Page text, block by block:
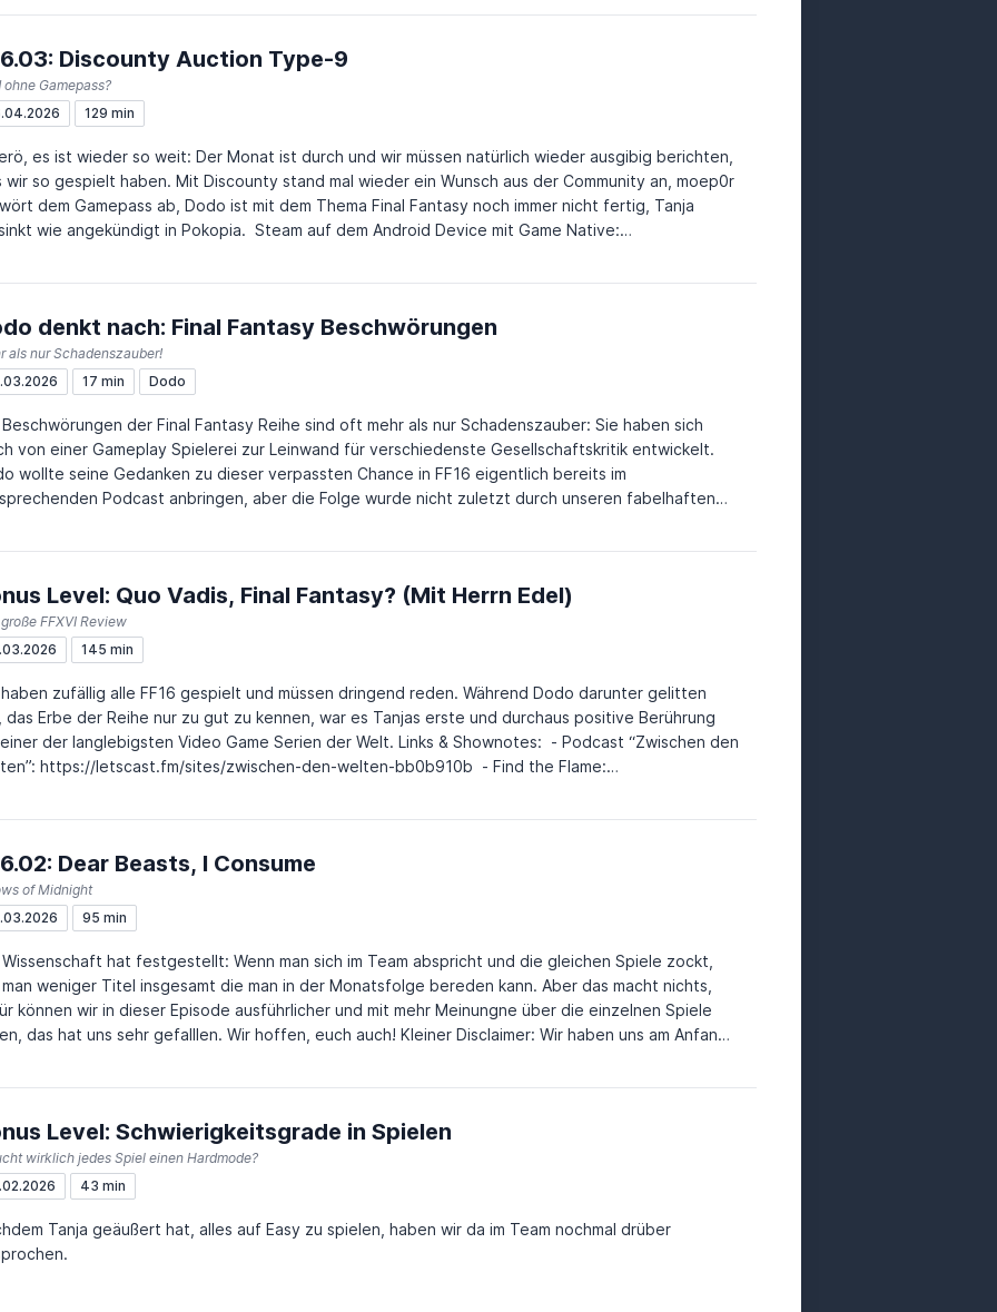
store.steampowered.com/app/3165340/All_Will_Rise/ -
zeit-verballert-und-welche-demos-haben-wir-laenger-gespielt-als-das-eigentliche-spiel-oder-
spiele-haben-wir-danach-gar-nicht-mehr-gekauft
Discounty Auction Type-9
ohne Gamepass?
129 min
es ist wieder so weit: Der Monat ist durch und wir müssen natürlich wieder ausgibig berichten,
wir so gespielt haben. Mit Discounty stand mal wieder ein Wunsch aus der Community an, moep0r
dem Gamepass ab, Dodo ist mit dem Thema Final Fantasy noch immer nicht fertig, Tanja
angekündigt in Pokopia. Steam auf dem Android Device mit Game Native:
Movie Trailer: https://www.youtube.com/watch?v=urRVZ4SW7WU Tetris
dodogames.de/category/ztuff/spielfilme
denkt nach: Final Fantasy Beschwörungen
als nur Schadenszauber!
17 min Dodo
der Final Fantasy Reihe sind oft mehr als nur Schadenszauber: Sie haben sich
von einer Gameplay Spielerei zur Leinwand für verschiedenste Gesellschaftskritik entwickelt.
wollte seine Gedanken zu dieser verpassten Chance in FF16 eigentlich bereits im
Podcast anbringen, aber die Folge wurde nicht zuletzt durch unseren fabelhaften
Verschweigen wollten wir euch natürlich nichts. Obligatorische Spoiler-Warnung: Die
Level: Quo Vadis, Final Fantasy? (Mit Herrn Edel)
FFXVI Review
145 min
zufällig alle FF16 gespielt und müssen dringend reden. Während Dodo darunter gelitten
das Erbe der Reihe nur zu gut zu kennen, war es Tanjas erste und durchaus positive Berührung
der langlebigsten Video Game Serien der Welt. Links & Shownotes: - Podcast “Zwischen den
https://letscast.fm/sites/zwischen-den-welten-bb0b910b - Find the Flame:
www.youtube.com/watch?v=1mdRHOMUQaQ
Dear Beasts, I Consume
of Midnight
95 min
hat festgestellt: Wenn man sich im Team abspricht und die gleichen Spiele zockt,
weniger Titel insgesamt die man in der Monatsfolge bereden kann. Aber das macht nichts,
können wir in dieser Episode ausführlicher und mit mehr Meinungne über die einzelnen Spiele
das hat uns sehr gefalllen. Wir hoffen, euch auch! Kleiner Disclaimer: Wir haben uns am Anfang
gern unsere Chapter Marks um zu den Games zu springen, wir nehmen es euch nicht übel
Gaming Jahr 2025: https://hirnregen.net/blog/gaming-jahr-2025 South of Midnight mit
https://www.youtube.com/watch?
Level: Schwierigkeitsgrade in Spielen
wirklich jedes Spiel einen Hardmode?
43 min
Tanja geäußert hat, alles auf Easy zu spielen, haben wir da im Team nochmal drüber